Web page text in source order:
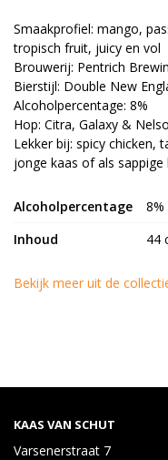
Smaakprofiel: mango,
tropisch fruit, juicy en vol
Brouwerij: Pentrich
Bierstijl: Double New
Alcoholpercentage: 8%
Hop: Citra, Galaxy &
Lekker bij: spicy chicken,
jonge kaas of als
Alcoholpercentage
8%
Inhoud
44
Bekijk meer uit de
KAAS VAN SCHUT
Varsenerstraat 7